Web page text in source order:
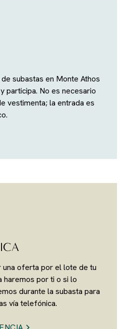
subastas en Monte Athos
participa. No es necesario
vestimenta; la entrada es
una oferta por el lote de tu
haremos por ti o si lo
durante la subasta para
vía telefónica.